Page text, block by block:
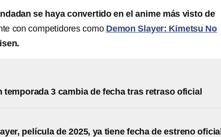
se haya convertido en el anime más visto de
con competidores como Demon Slayer: Kimetsu No
temporada 3 cambia de fecha tras retraso oficial
película de 2025, ya tiene fecha de estreno